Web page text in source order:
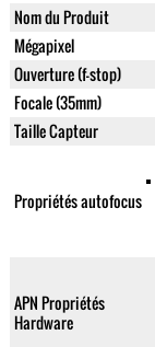
Nom du Produit
Mégapixel
Ouverture (f-stop)
Focale (35mm)
Taille Capteur
Propriétés autofocus
APN Propriétés
Hardware